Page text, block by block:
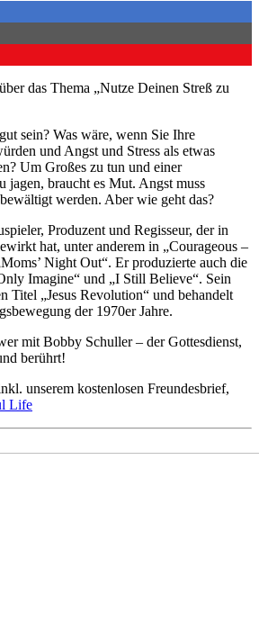
das Thema „Nutze Deinen Streß zu
sein? Was wäre, wenn Sie Ihre
und Angst und Stress als etwas
Um Großes zu tun und einer
jagen, braucht es Mut. Angst muss
werden. Aber wie geht das?
Produzent und Regisseur, der in
hat, unter anderem in „Courageous –
Night Out“. Er produzierte auch die
Imagine“ und „I Still Believe“. Sein
Titel „Jesus Revolution“ und behandelt
der 1970er Jahre.
mit Bobby Schuller – der Gottesdienst,
berührt!
unserem kostenlosen Freundesbrief,
Life